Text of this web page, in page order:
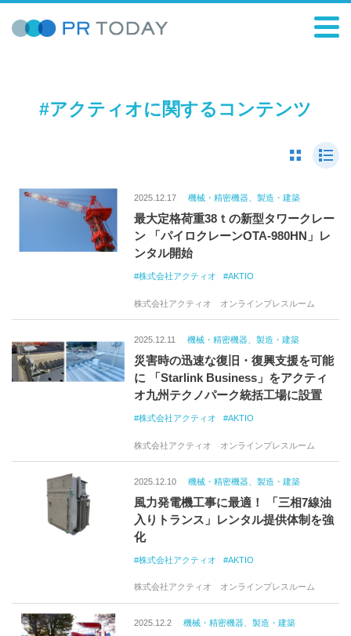
#アクティオに関するコンテンツ
2025.12.17 機械・精密機器、製造・建築
最大定格荷重38ｔの新型タワークレー
ン 「パイロクレーンOTA-980HN」レ
ンタル開始
株式会社アクティオ AKTIO
株式会社アクティオ オンラインプレスルーム
2025.12.11 機械・精密機器、製造・建築
災害時の迅速な復旧・復興支援を可能
に 「Starlink Business」をアクティ
オ九州テクノパーク統括工場に設置
株式会社アクティオ AKTIO
株式会社アクティオ オンラインプレスルーム
2025.12.10 機械・精密機器、製造・建築
風力発電機工事に最適！ 「三相7線油
入りトランス」レンタル提供体制を強
化
株式会社アクティオ AKTIO
株式会社アクティオ オンラインプレスルーム
2025.12.2 機械・精密機器、製造・建築